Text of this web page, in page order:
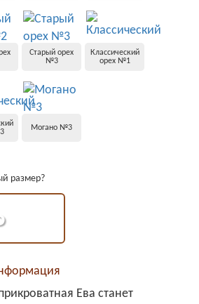
размер?
Старый орех
№3
Классический
орех №1
Могано №3
Ева станет